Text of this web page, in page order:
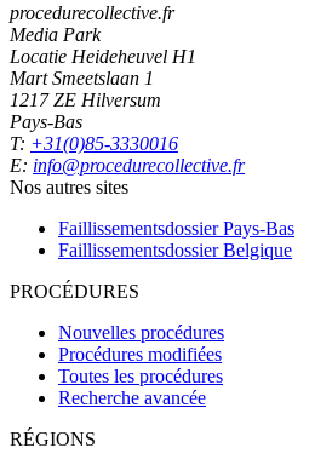
procedurecollective.fr
Media Park
Locatie Heideheuvel H1
Mart Smeetslaan 1
1217 ZE Hilversum
Pays-Bas
T: +31(0)85-3330016
E: info@procedurecollective.fr
Nos autres sites
Faillissementsdossier Pays-Bas
Faillissementsdossier Belgique
PROCÉDURES
Nouvelles procédures
Procédures modifiées
Toutes les procédures
Recherche avancée
RÉGIONS